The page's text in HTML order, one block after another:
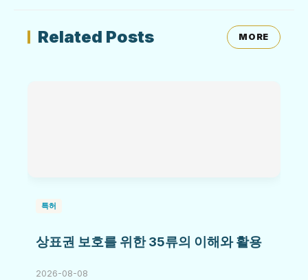
Related Posts MORE
특허
상표권 보호를 위한 35류의 이해와 활용
2026-08-08